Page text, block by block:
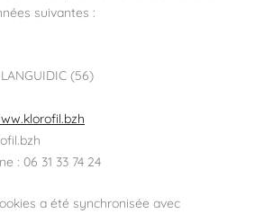
suivantes :
(56)
: 06 31 33 74 24
a été synchronisée avec